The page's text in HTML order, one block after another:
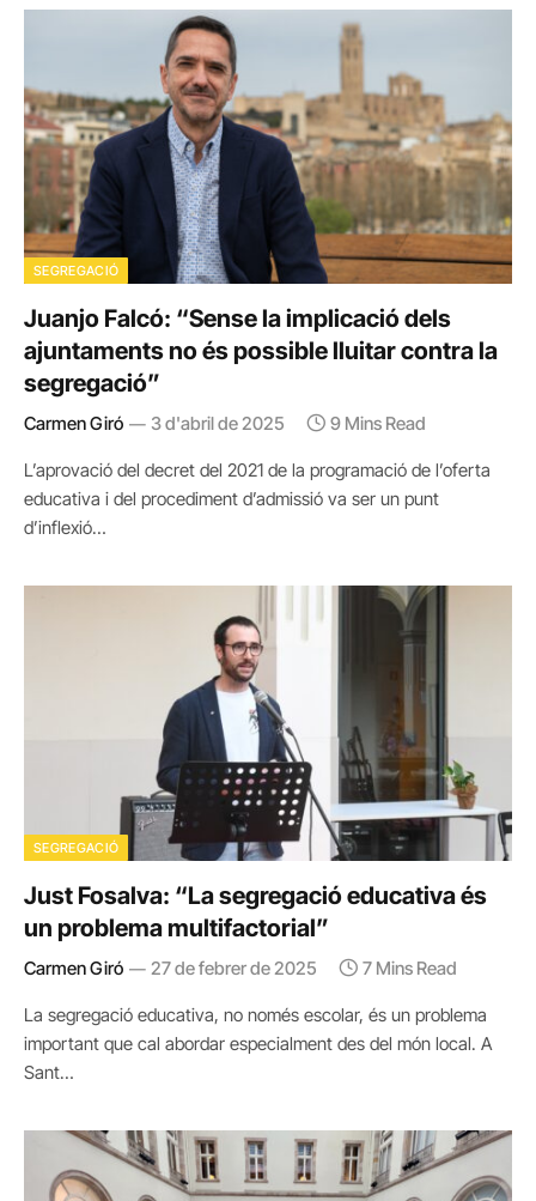
SEGREGACIÓ
Juanjo Falcó: “Sense la implicació dels
ajuntaments no és possible lluitar contra la
segregació”
Carmen Giró 3 d'abril de 2025 9 Mins Read
L’aprovació del decret del 2021 de la programació de l’oferta
educativa i del procediment d’admissió va ser un punt
d’inflexió…
SEGREGACIÓ
Just Fosalva: “La segregació educativa és
un problema multifactorial”
Carmen Giró 27 de febrer de 2025 7 Mins Read
La segregació educativa, no només escolar, és un problema
important que cal abordar especialment des del món local. A
Sant…